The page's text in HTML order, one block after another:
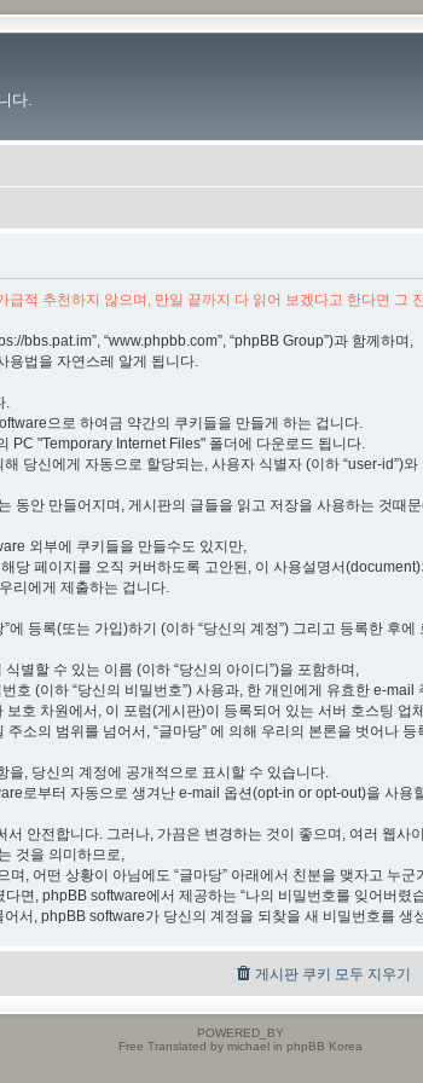
다.
급적 추천하지 않으며, 만일 끝까지 다 읽어 보겠다고 한다면 그
bbs.pat.im”, “www.phpbb.com”, “phpBB Group”)과 함께하며,
용법을 자연스레 알게 됩니다.
.
으로 하여금 약간의 쿠키들을 만들게 하는 겁니다.
PC "Temporary Internet Files" 폴더에 다운로드 됩니다.
당신에게 자동으로 할당되는, 사용자 식별자 (이하 “user-id”)
동안 만들어지며, 게시판의 글들을 읽고 저장을 사용하는 것때
외부에 쿠키들을 만들수도 있지만,
당 페이지를 오직 커버하도록 고안된, 이 사용설명서
리에게 제출하는 겁니다.
에 등록(또는 가입)하기 (이하 “당신의 계정”) 그리고 등록한 후
별할 수 있는 이름 (이하 “당신의 아이디”)을 포함하며,
호 (이하 “당신의 비밀번호”) 사용과, 한 개인에게 유효한 e-mail
보호 차원에서, 이 포럼(게시판)이 등록되어 있는 서버 호스팅
소의 범위를 넘어서, “글마당” 에 의해 우리의 본론을 벗어나
을, 당신의 계정에 공개적으로 표시할 수 있습니다.
로부터 자동으로 생겨난 e-mail 옵션(opt-in or opt-out)을 사용
안전합니다. 그러나, 가끔은 변경하는 것이 좋으며, 여러 웹사
것을 의미하므로,
, 어떤 상황이 아님에도 “글마당” 아래에서 친분을 맺자고 누
다면, phpBB software에서 제공하는 “나의 비밀번호를 잊어버렸
서, phpBB software가 당신의 계정을 되찾을 새 비밀번호를 생
게시판 쿠키 모두 지우기
POWERED_BY
Free Translated by michael in phpBB Korea